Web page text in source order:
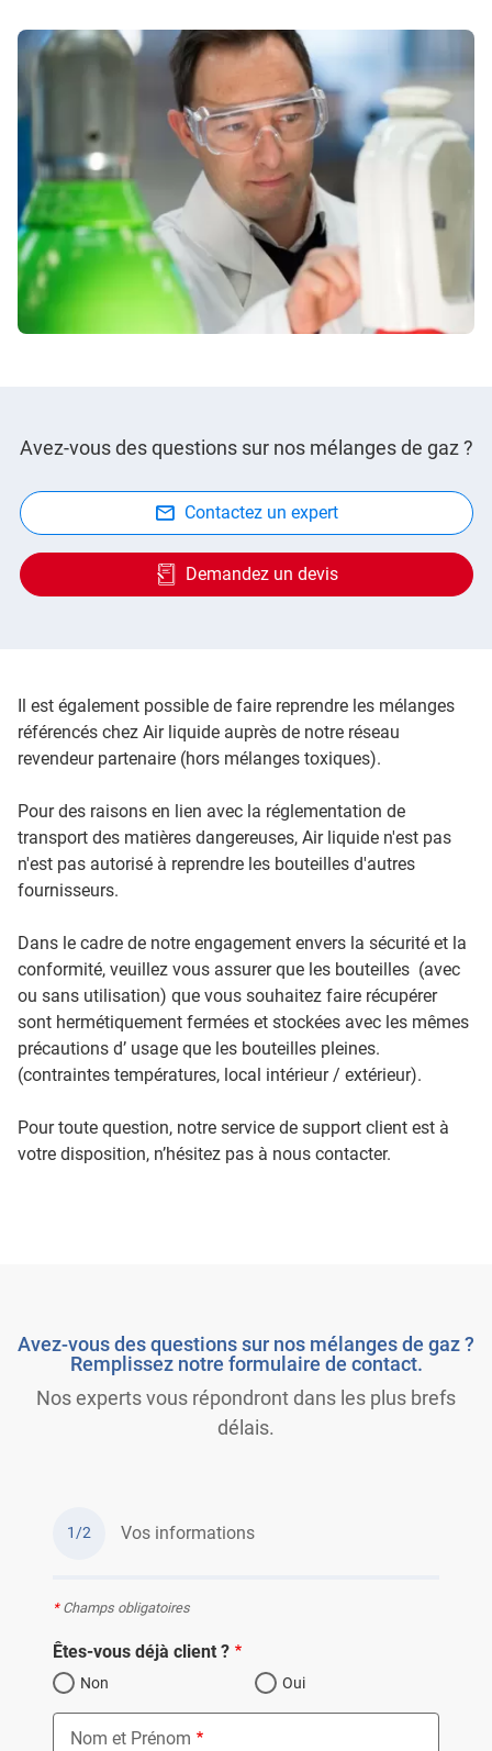
Avez-vous des questions sur nos mélanges de gaz ?
Contactez un expert
Demandez un devis
Il est également possible de faire reprendre les mélanges
référencés chez Air liquide auprès de notre réseau
revendeur partenaire (hors mélanges toxiques).
Pour des raisons en lien avec la réglementation de
transport des matières dangereuses, Air liquide n'est pas
n'est pas autorisé à reprendre les bouteilles d'autres
fournisseurs.
Dans le cadre de notre engagement envers la sécurité et la
conformité, veuillez vous assurer que les bouteilles (avec
ou sans utilisation) que vous souhaitez faire récupérer
sont hermétiquement fermées et stockées avec les mêmes
précautions d’ usage que les bouteilles pleines.
(contraintes températures, local intérieur / extérieur).
Pour toute question, notre service de support client est à
votre disposition, n’hésitez pas à nous contacter.
Avez-vous des questions sur nos mélanges de gaz ?
Remplissez notre formulaire de contact.
Nos experts vous répondront dans les plus brefs
délais.
1/2 Vos informations
*Champs obligatoires
Êtes-vous déjà client ?
Non Oui
Nom et Prénom